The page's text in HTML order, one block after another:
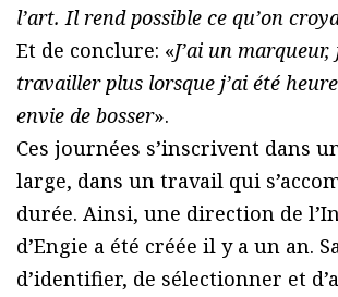
l’art. Il rend possible ce qu’on
Et de conclure: «J’ai un marqueur,
travailler plus lorsque j’ai été
envie de bosser».
Ces journées s’inscrivent dans
large, dans un travail qui
durée. Ainsi, une direction de
d’Engie a été créée il y a un an.
d’identifier, de sélectionner et